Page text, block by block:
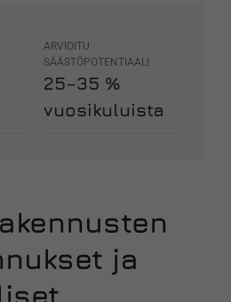
ARVIOITU
SÄÄSTÖPOTENTIAALI
25–35 %
vuosikuluista
ja